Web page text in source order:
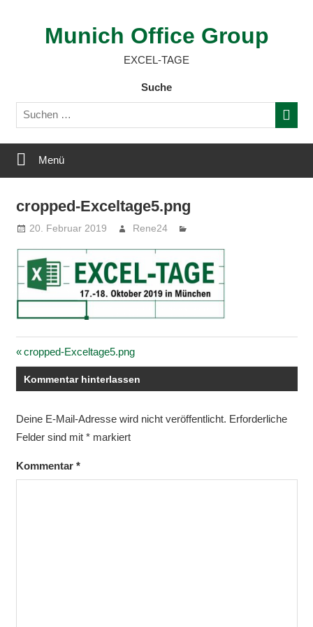
Munich Office Group
EXCEL-TAGE
Suche
Menü
cropped-Exceltage5.png
20. Februar 2019 Rene24
Beitragsnavigation
Vorheriger
Beitrag:
cropped-Exceltage5.png
Kommentar hinterlassen
Deine E-Mail-Adresse wird nicht veröffentlicht. Erforderliche
Felder sind mit *markiert
Kommentar *